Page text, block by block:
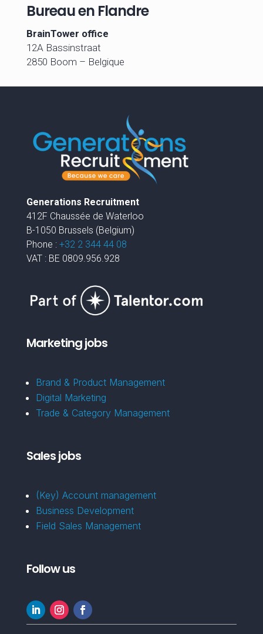
Bureau en Flandre
BrainTower office
12A Bassinstraat
2850 Boom – Belgique
Generations Recruitment
412F Chaussée de Waterloo
B-1050 Brussels (Belgium)
Phone : +32 2 344 44 08
VAT : BE 0809.956.928
Marketing jobs
Brand & Product Management
Digital Marketing
Trade & Category Management
Sales jobs
(Key) Account management
Business Development
Field Sales Management
Follow us